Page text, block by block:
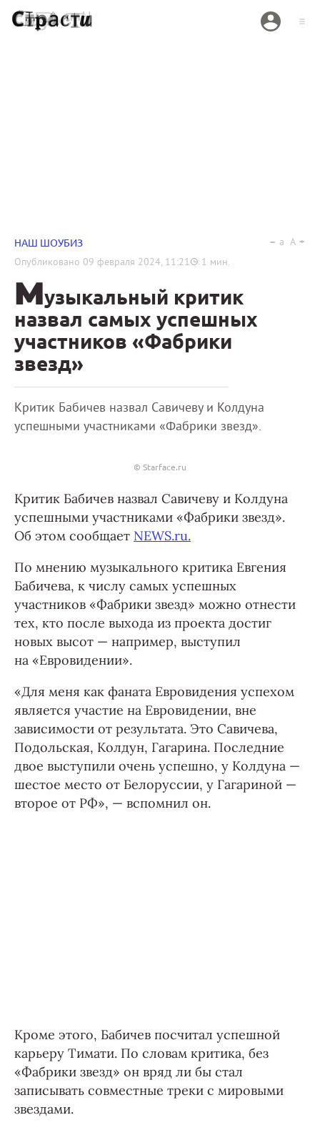
НАШ ШОУБИЗ
Опубликовано 09 февраля 2024, 11:21 1 мин.
a A
Музыкальный критик
назвал самых успешных
участников «Фабрики
звезд»
Критик Бабичев назвал Савичеву и Колдуна
успешными участниками «Фабрики звезд».
© Starface.ru
Критик Бабичев назвал Савичеву и Колдуна
успешными участниками «Фабрики звезд».
Об этом сообщает NEWS.ru.
По мнению музыкального критика Евгения
Бабичева, к числу самых успешных
участников «Фабрики звезд» можно отнести
тех, кто после выхода из проекта достиг
новых высот — например, выступил
на «Евровидении».
«Для меня как фаната Евровидения успехом
является участие на Евровидении, вне
зависимости от результата. Это Савичева,
Подольская, Колдун, Гагарина. Последние
двое выступили очень успешно, у Колдуна —
шестое место от Белоруссии, у Гагариной —
второе от РФ», — вспомнил он.
Кроме этого, Бабичев посчитал успешной
карьеру Тимати. По словам критика, без
«Фабрики звезд» он вряд ли бы стал
записывать совместные треки с мировыми
звездами.